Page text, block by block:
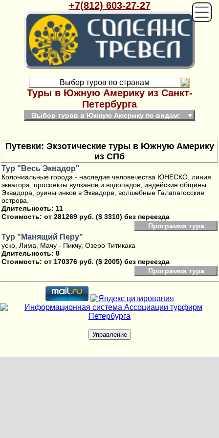
+7(812) 603-27-27
Выбор туров по странам
Туры в Южную Америку из Санкт-
Петербурга
Выбор туров в Южную Америку по видам: ▼
Путевки: Экзотические туры в Южную Америку
из СПб
Тур "Весь Эквадор"
Колониальные города - наследие человечества ЮНЕСКО, линия
экватора, проспекты вулканов и водопадов, индейские общины
Эквадора, руины инков в Эквадоре, волшебные Галапагосские
острова.
Длительность: 11
Стоимость: от 281269 руб. ($ 3310) без переезда
Программа тура
Тур "Манящий Перу"
уско, Лима, Мачу - Пикчу, Озеро Титикака
Длительность: 8
Стоимость: от 170376 руб. ($ 2005) без переезда
Программа тура